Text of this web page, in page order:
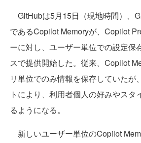
GitHubは5月15日（現地時間）、
であるCopilot Memoryが、Copilot
ーに対し、ユーザー単位での設定保
スで提供開始した。従来、Copilot
リ単位でのみ情報を保存していたが
トにより、利用者個人の好みやスタ
るようになる。
新しいユーザー単位のCopilot